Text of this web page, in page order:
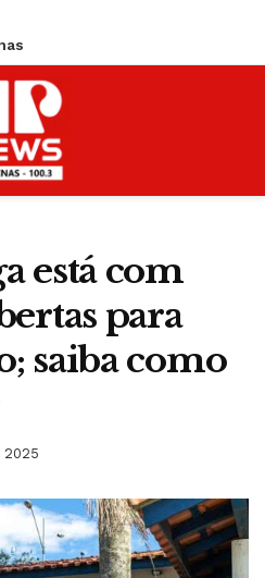
está com
para
saiba como
2025